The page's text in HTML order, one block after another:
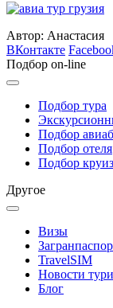
Автор: Анастасия
ВКонтакте
Подбор on-line
Подбор тура
Подбор
Подбор отеля
Подбор
Другое
Визы
TravelSIM
Новости
Блог